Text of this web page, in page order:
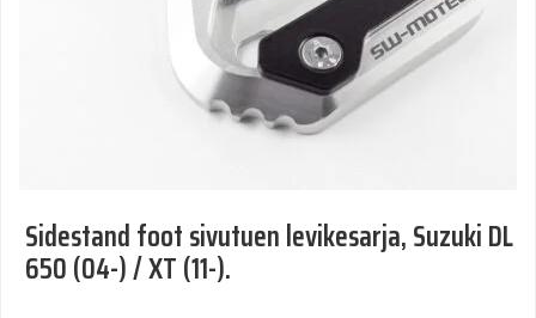
Sidestand foot sivutuen levikesarja, Suzuki DL
650 (04-) / XT (11-).